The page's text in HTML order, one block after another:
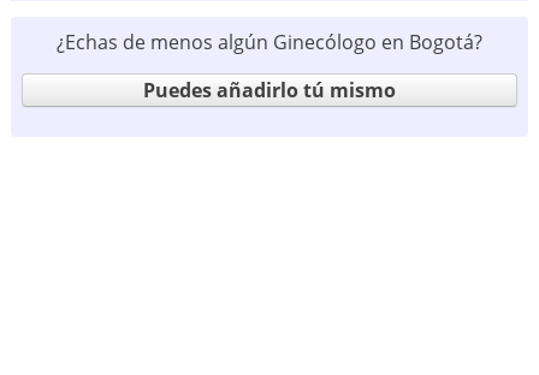
¿Echas de menos algún Ginecólogo en Bogotá?
Puedes añadirlo tú mismo